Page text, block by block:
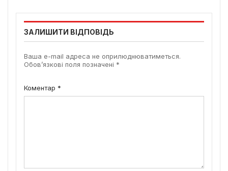
ЗАЛИШИТИ ВІДПОВІДЬ
Ваша e-mail адреса не оприлюднюватиметься.
Обов’язкові поля позначені *
Коментар *